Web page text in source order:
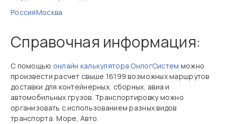
РоссияМосква
Справочная информация:
С помощью онлайн калькулятора ОнлогСистем можно
произвести расчет свыше 16199 возможных маршрутов
доставки для контейнерных, сборных, авиа и
автомобильных грузов. Транспортировку можно
организовать с использованием разных видов
транспорта: Море, Авто.